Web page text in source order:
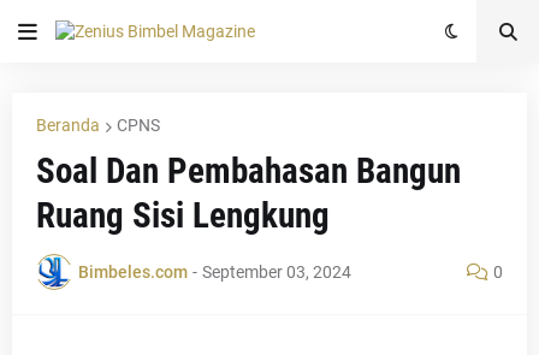
Beranda CPNS
Soal Dan Pembahasan Bangun
Ruang Sisi Lengkung
Bimbeles.com - September 03, 2024 0